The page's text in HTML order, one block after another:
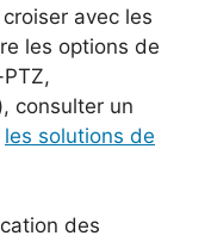
avec les
les options de
consulter un
les solutions de
des